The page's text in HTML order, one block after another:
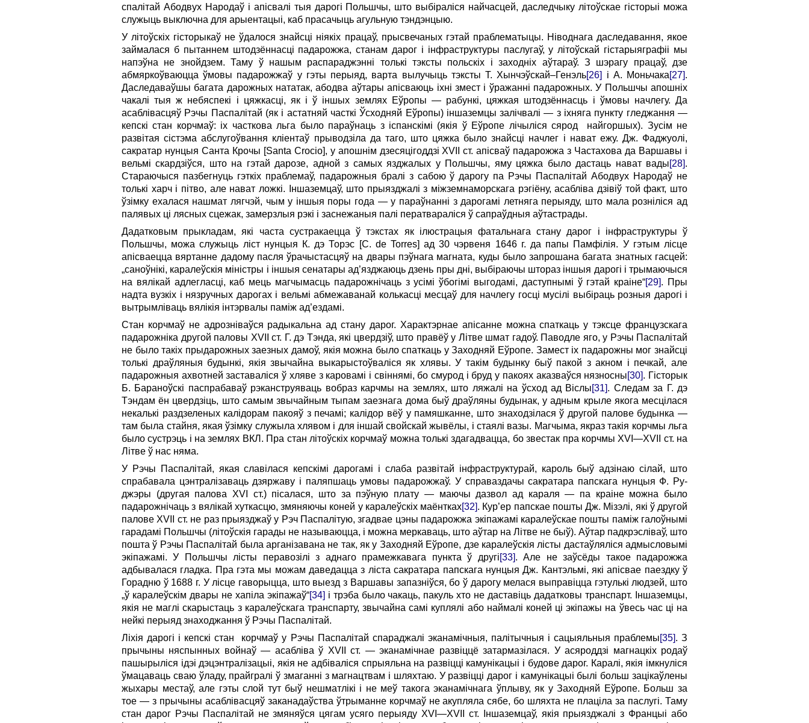
спалітай Абодвух Народаў і апісвалі тыя дарогі Польшчы, што выбіраліся найчасцей, да­следчыку літоўскае гісторыі можа
служыць выключна для арыентацыі, каб прасачыць агульную тэндэнцыю.
У літоўскіх гісторыкаў не ўдалося знайсці ніякіх працаў, прысвечаных гэтай праблематыцы. Ніводнага даследавання, якое
займалася б пытаннем штодзённасці падарожжа, станам дарог і інфраструктуры паслугаў, у літоўскай гістарыяграфіі мы
напэўна не знойдзем. Таму ў нашым распараджэнні толькі тэксты польскіх і заходніх аўтараў. З шэрагу працаў, дзе
абмяркоўваюцца ўмовы падарожжаў у гэты перыяд, варта вылучыць тэксты Т. Хынчэўскай–Генэль[26] і А. Моньчака[27].
Даследаваўшы багата дарожных нататак, абодва аўтары апісваюць іхні змест і ўражанні падарожных. У Польшчы апошніх
чакалі тыя ж небяспекі і цяжкасці, як і ў іншых землях Еўропы — рабункі, цяжкая штодзённасць і ўмовы начлегу. Да
асаблівасцяў Рэчы Паспалітай (як і астатняй часткі Ўсходняй Еўропы) іншаземцы залічвалі — з іхняга пункту гледжання —
кепскі стан корчмаў: іх часткова льга было параўнаць з іспанскімі (якія ў Еўропе лічыліся сярод найгоршых). Зусім не
развітая сістэма абслугоўвання кліентаў прыводзіла да таго, што цяжка было знайсці начлег і нават ежу. Дж. Фаджуолі,
сакратар нунцыя Санта Крочы [Santa Crocio], у апошнім дзесяцігоддзі XVII ст. апісваў падарожжа з Частахова да Варшавы і
вельмі скардзіўся, што на гэтай дарозе, адной з самых язджалых у Польшчы, яму цяжка было дастаць нават вады[28].
Стараючыся пазбегнуць гэткіх праблемаў, падарожныя бралі з сабою ў дарогу па Рэчы Паспалітай Абодвух Народаў не
толькі харч і пітво, але нават ложкі. Іншаземцаў, што прыязджалі з міжземнаморскага рэгіёну, асабліва дзівіў той факт, што
ўзімку ехалася нашмат лягчэй, чым у іншыя поры года — у параўнанні з дарогамі летняга перыяду, што мала розніліся ад
палявых ці лясных сцежак, замерзлыя рэкі і заснежаныя палі ператвараліся ў сапраўдныя аўтастрады.
Дадатковым прыкладам, які часта сустракаецца ў тэкстах як ілюстрацыя фатальнага стану дарог і інфраструктуры ў
Польшчы, можа служыць ліст нунцыя К. дэ Торэс [C. de Torres] ад 30 чэрвеня 1646 г. да папы Памфілія. У гэтым лісце
апісваецца вяртанне дадому пасля ўрачыстасцяў на двары пэўнага магната, куды было запрошана багата знатных гасцей:
„саноўнікі, каралеўскія міністры і іншыя сенатары ад’язджаюць дзень пры дні, выбіраючы штораз іншыя дарогі і трымаючыся
на вялікай адлегласці, каб мець магчымасць падарожнічаць з усімі ўбогімі выгодамі, даступнымі ў гэтай краіне“[29]. Пры
надта вузкіх і нязручных дарогах і вельмі абмежаванай колькасці месцаў для начлегу госці мусілі выбіраць розныя дарогі і
вытрымліваць вялікія інтэрвалы паміж ад’ездамі.
Стан корчмаў не адрозніваўся радыкальна ад стану дарог. Характэрнае апісанне можна спаткаць у тэксце французскага
падарожніка другой паловы XVII ст. Г. дэ Тэнда, які цвердзіў, што правёў у Літве шмат гадоў. Паводле яго, у Рэчы Паспалітай
не было такіх прыдарожных заезных дамоў, якія можна было спаткаць у Заходняй Еўропе. Замест іх падарожны мог знайсці
толькі драўляныя будынкі, якія звычайна вы­ка­рыс­тоў­валіся як хлявы. У такім будынку быў пакой з акном і печкай, але
падарожныя ахвотней заставаліся ў хляве з каровамі і свіннямі, бо смурод і бруд у пакоях аказваўся ня­зносны[30]. Гісторык
Б. Бараноўскі паспрабаваў рэканструяваць вобраз карчмы на землях, што ляжалі на ўсход ад Віслы[31]. Следам за Г. дэ
Тэндам ён цвердзіць, што самым звычайным тыпам заезнага дома быў драўляны будынак, у адным крыле якога мес­цілася
некалькі раздзеленых калідорам пакояў з печамі; калідор вёў у памяшканне, што знаходзілася ў другой палове будынка —
там была стайня, якая ўзімку служыла хлявом і для іншай свойскай жывёлы, і стаялі вазы. Магчыма, якраз такія корчмы льга
было сустрэць і на землях ВКЛ. Пра стан літоўскіх корчмаў можна толькі здагадвацца, бо звестак пра корчмы XVI—XVII ст. на
Літве ў нас няма.
У Рэчы Паспалітай, якая славілася кепскімі дарогамі і слаба развітай інфраструктурай, кароль быў адзінаю сілай, што
спрабавала цэнтралізаваць дзяржаву і паляпшаць умовы падарожжаў. У справаздачы сакратара папскага нунцыя Ф. Ру­
джэры (другая палова XVI ст.) пісалася, што за пэўную плату — маючы дазвол ад караля — па краіне можна было
падарожнічаць з вялікай хуткасцю, змяняючы коней у каралеўскіх маёнт­ках[32]. Кур’ер папскае пошты Дж. Мізэлі, які ў другой
палове XVII ст. не раз прыязджаў у Рэч Паспалітую, згадвае цэны падарожжа экіпажамі каралеўскае пошты паміж галоўнымі
гарадамі Польшчы (літоўскія гарады не называюцца, і можна меркаваць, што аўтар на Літве не быў). Аўтар падкрэсліваў, што
пошта ў Рэчы Паспалітай была арганізавана не так, як у Заходняй Еўропе, дзе каралеўскія лісты дастаўляліся адмысловымі
экіпажамі. У Польшчы лісты перавозілі з аднаго прамежкавага пункта ў другі[33]. Але не заўсёды такое падарожжа
адбывалася гладка. Пра гэта мы можам даведацца з ліста сакратара папскага нунцыя Дж. Кантэльмі, які апісвае паездку ў
Горадню ў 1688 г. У лісце гаворыцца, што выезд з Варшавы запазніўся, бо ў дарогу мелася выправіцца гэтулькі людзей, што
„ў каралеўскім двары не хапіла экіпажаў“[34] і трэба было чакаць, пакуль хто не даставіць дадатковы транспарт. Іншаземцы,
якія не маглі скарыстаць з каралеўскага транспарту, звычайна самі куплялі або наймалі коней ці экіпажы на ўвесь час ці на
нейкі перыяд знаходжання ў Рэчы Паспалітай.
Ліхія дарогі і кепскі стан корчмаў у Рэчы Паспалітай спараджалі эканамічныя, палітычныя і сацыяльныя праблемы[35]. З
прычыны няспынных войнаў — асабліва ў XVII ст. — эканамічнае развіццё затармазілася. У асяроддзі магнацкіх родаў
пашырыліся ідэі дэцэнтралізацыі, якія не адбіваліся спрыяльна на развіцці камунікацыі і будове дарог. Каралі, якія імкнуліся
ўмацаваць сваю ўладу, прайгралі ў змаганні з магнацтвам і шляхтаю. У развіцці дарог і камунікацыі былі больш зацікаўлены
жыхары местаў, але гэты слой тут быў нешматлікі і не меў такога эканамічнага ўплыву, як у Заходняй Еўропе. Больш за
тое — з прычыны асаблівасцяў заканадаўства ўтрыманне корчмаў не акупляла сябе, бо шляхта не плаціла за па­слугі. Таму
стан дарог Рэчы Паспалітай не змяняўся цягам усяго перыяду XVI—XVII ст. Іншаземцаў, якія прыязджалі з Францыі або